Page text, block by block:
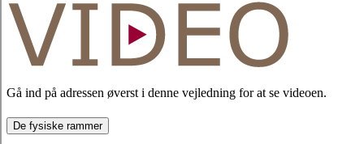
Gå ind på adressen øverst i denne vejledning for at se videoen.
De fysiske rammer